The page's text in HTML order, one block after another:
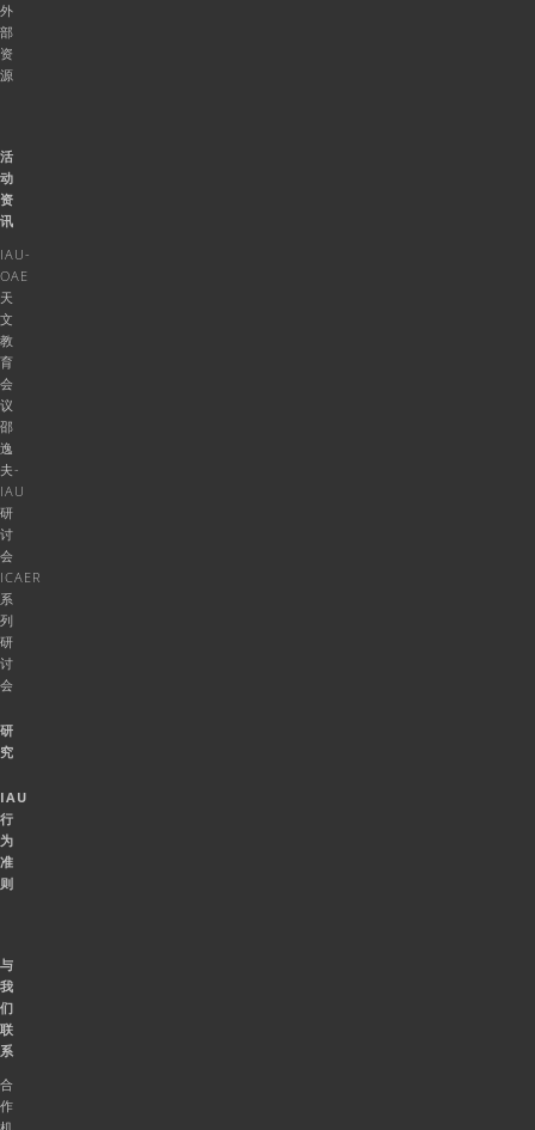
外
部
资
源
活
动
资
讯
IAU-
OAE
天
文
教
育
会
议
邵
逸
夫-
IAU
研
讨
会
ICAER
系
列
研
讨
会
研
究
IAU
行
为
准
则
与
我
们
联
系
合
作